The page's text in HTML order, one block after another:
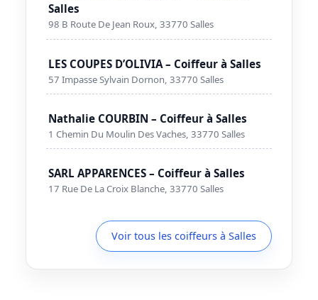
Salles
98 B Route De Jean Roux, 33770 Salles
LES COUPES D’OLIVIA – Coiffeur à Salles
57 Impasse Sylvain Dornon, 33770 Salles
Nathalie COURBIN – Coiffeur à Salles
1 Chemin Du Moulin Des Vaches, 33770 Salles
SARL APPARENCES – Coiffeur à Salles
17 Rue De La Croix Blanche, 33770 Salles
Voir tous les coiffeurs à Salles